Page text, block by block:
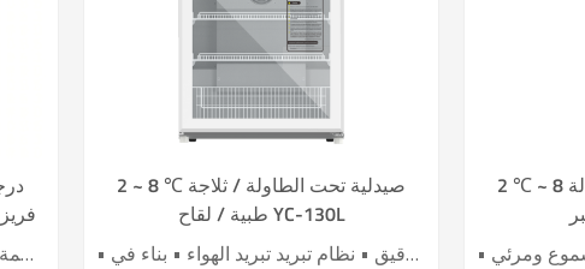
• اثنان من أنظمة التبريد عالية الكفاءة •شاشة لمس LCD مقاس 10 بوصة • توفير العمالة القصوى • اثنان من الضواغط العاكسة •رغوة عازلة لكبار الشخصيات • 10 أنواع من وظائف التنبيه
2 ~ 8 ℃ صيدلية تحت الطاولة / ثلاجة
طبية / لقاح YC-130L
• نظام تحكم دقيق • نظام تبريد تبريد الهواء • بناء في USB datalogger • إنذارات سمعية وبصرية مثالية • تصميم عملية مريحة
2 ℃ ~ 8 صيدلية / ثلاجة لقاح للصيدلة